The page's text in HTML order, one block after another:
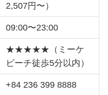
2,507円〜）
09:00〜23:00
★★★★★（ミーケ
ビーチ徒歩5分以内）
+84 236 399 8888